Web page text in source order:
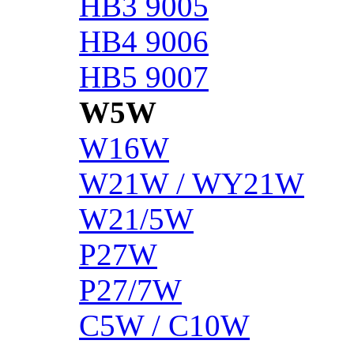
HB4 9006
HB5 9007
W5W
W16W
W21W / WY21W
W21/5W
P27W
P27/7W
C5W / C10W